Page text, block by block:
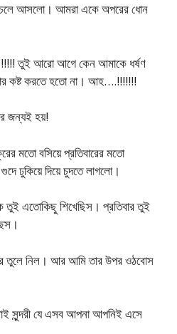
আসলো। আমরা একে অপরের ধোন
তুই আরো আগে কেন আমাকে ধর্ষণ
কষ্ট করতে হতো না। আহ….!!!!!!!
জন্যই হয়!
মতো বসিয়ে প্রতিবারের মতো
ঢুকিয়ে দিয়ে চুদতে লাগলো।
এতোকিছু শিখেছিস। প্রতিবার তুই
তুলে নিল। আর আমি তার উপর ওঠবোস
সুন্দরী যে এসব আপনা আপনিই এসে